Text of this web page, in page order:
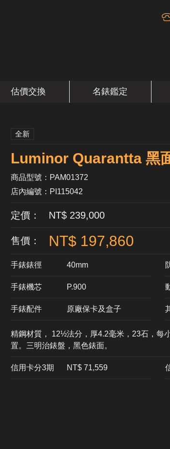
估價交換 名錶鑑定
全新
Luminor Quarantta 黑
商品型號：PAM01372
店內編號：PI115042
定價： NT$ 239,000
售價： NT$ 197,860
手錶錶徑 40mm
手錶機芯 ​P.900
手錶配件 原廠保卡及盒子
精鋼材質， 12½法分，厚4.2毫米，23石，每
置。三明治錶盤，黑色錶面。
信用卡分3期 ​NT$ 71,559